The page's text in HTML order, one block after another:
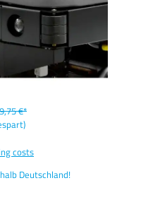
€*
costs
Deutschland!